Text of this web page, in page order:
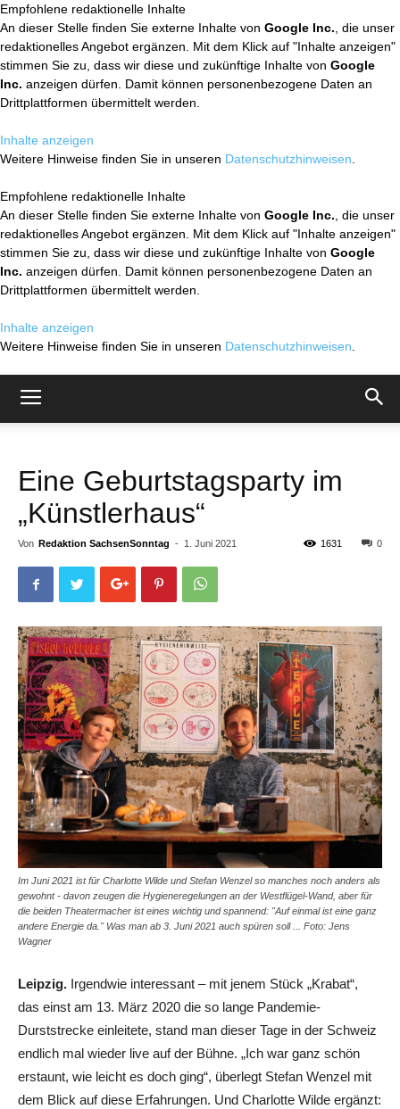
Empfohlene redaktionelle Inhalte
An dieser Stelle finden Sie externe Inhalte von Google Inc. , die unser
redaktionelles Angebot ergänzen. Mit dem Klick auf "Inhalte anzeigen"
stimmen Sie zu, dass wir diese und zukünftige Inhalte von Google
Inc. anzeigen dürfen. Damit können personenbezogene Daten an
Drittplattformen übermittelt werden.
Inhalte anzeigen
Weitere Hinweise finden Sie in unseren Datenschutzhinweisen
Empfohlene redaktionelle Inhalte
An dieser Stelle finden Sie externe Inhalte von Google Inc. , die unser
redaktionelles Angebot ergänzen. Mit dem Klick auf "Inhalte anzeigen"
stimmen Sie zu, dass wir diese und zukünftige Inhalte von Google
Inc. anzeigen dürfen. Damit können personenbezogene Daten an
Drittplattformen übermittelt werden.
Inhalte anzeigen
Weitere Hinweise finden Sie in unseren Datenschutzhinweisen
Eine Geburtstagsparty im
„Künstlerhaus“
Von Redaktion SachsenSonntag - 1. Juni 2021 0
1631
Im Juni 2021 ist für Charlotte Wilde und Stefan Wenzel so manches noch anders als
gewohnt - davon zeugen die Hygieneregelungen an der Westflügel-Wand, aber für
die beiden Theatermacher ist eines wichtig und spannend: "Auf einmal ist eine ganz
andere Energie da." Was man ab 3. Juni 2021 auch spüren soll ... Foto: Jens
Wagner
Leipzig. Irgendwie interessant – mit jenem Stück „Krabat“,
das einst am 13. März 2020 die so lange Pandemie-
Durststrecke einleitete, stand man dieser Tage in der Schweiz
endlich mal wieder live auf der Bühne. „Ich war ganz schön
erstaunt, wie leicht es doch ging“, überlegt Stefan Wenzel mit
dem Blick auf diese Erfahrungen. Und Charlotte Wilde ergänzt: